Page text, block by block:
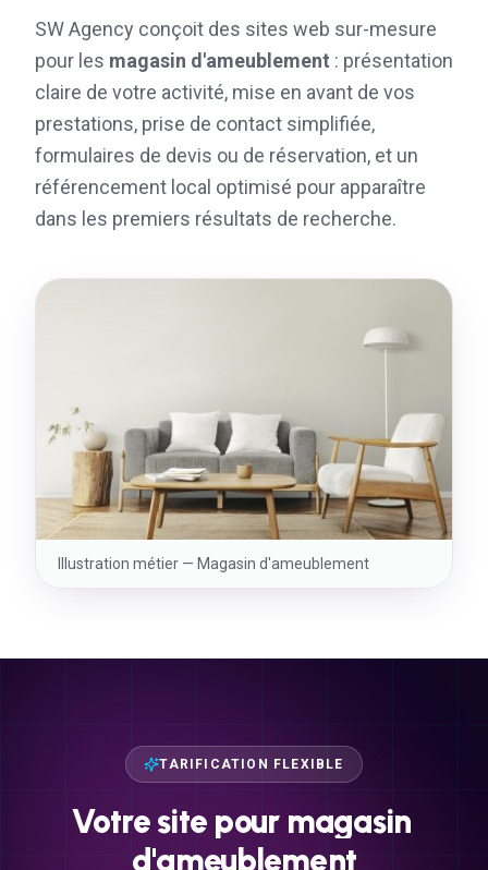
SW Agency conçoit des sites web sur-mesure
pour les magasin d'ameublement : présentation
claire de votre activité, mise en avant de vos
prestations, prise de contact simplifiée,
formulaires de devis ou de réservation, et un
référencement local optimisé pour apparaître
dans les premiers résultats de recherche.
Illustration métier — Magasin d'ameublement
TARIFICATION FLEXIBLE
Votresite pour magasin
d'ameublement